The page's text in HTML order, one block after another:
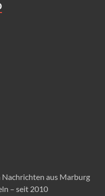
aus Marburg
– seit 2010